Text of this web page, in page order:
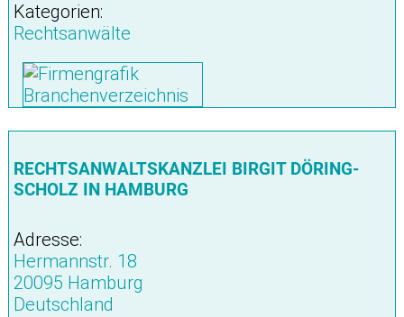
Kategorien:
Rechtsanwälte
RECHTSANWALTSKANZLEI BIRGIT DÖRING-
SCHOLZ IN HAMBURG
Adresse:
Hermannstr. 18
20095 Hamburg
Deutschland